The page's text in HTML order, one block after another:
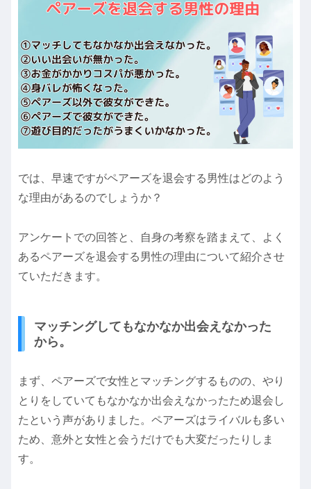
では、早速ですがペアーズを退会する男性はどのよう
な理由があるのでしょうか？
アンケートでの回答と、自身の考察を踏まえて、よく
あるペアーズを退会する男性の理由について紹介させ
ていただきます。
マッチングしてもなかなか出会えなかった
から。
まず、ペアーズで女性とマッチングするものの、やり
とりをしていてもなかなか出会えなかったため退会し
たという声がありました。ペアーズはライバルも多い
ため、意外と女性と会うだけでも大変だったりしま
す。